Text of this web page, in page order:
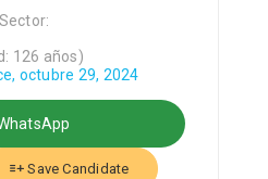
Contacto
Sector:
126 años)
octubre 29, 2024
Save Candidate